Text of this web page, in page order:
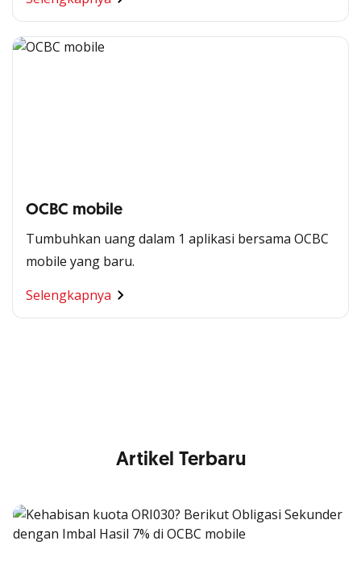
OCBC mobile
Tumbuhkan uang dalam 1 aplikasi bersama OCBC
mobile yang baru.
Selengkapnya
Segala Kemudahan Ada
di Satu Genggaman
Artikel Terbaru